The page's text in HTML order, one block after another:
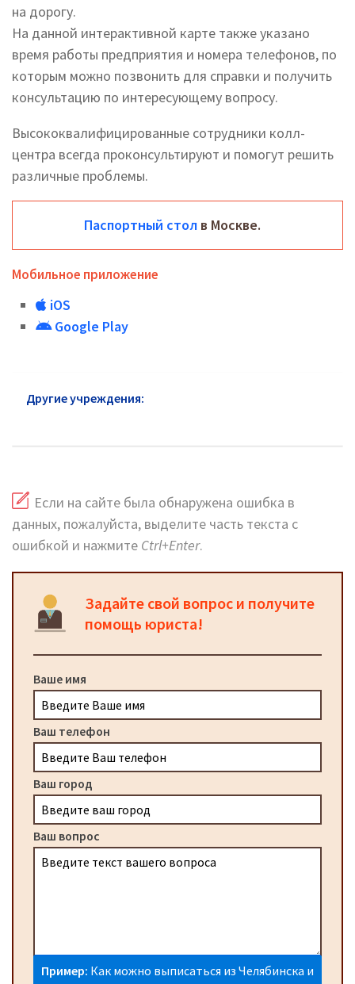
на дорогу.
На данной интерактивной карте также указано
время работы предприятия и номера телефонов, по
которым можно позвонить для справки и получить
консультацию по интересующему вопросу.
Высококвалифицированные сотрудники колл-
центра всегда проконсультируют и помогут решить
различные проблемы.
Паспортный стол в Москве.
Мобильное приложение
iOS
Google Play
Другие учреждения:
Если на сайте была обнаружена ошибка в
данных, пожалуйста, выделите часть текста с
ошибкой и нажмите Ctrl+Enter.
Задайте свой вопрос и получите
помощь юриста!
Ваше имя
Ваш телефон
Ваш город
Ваш вопрос
Пример: Как можно выписаться из Челябинска и